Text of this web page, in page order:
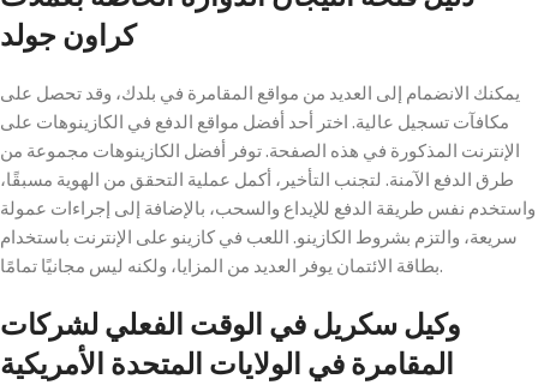
كراون جولد
يمكنك الانضمام إلى العديد من مواقع المقامرة في بلدك، وقد تحصل على
مكافآت تسجيل عالية. اختر أحد أفضل مواقع الدفع في الكازينوهات على
الإنترنت المذكورة في هذه الصفحة. توفر أفضل الكازينوهات مجموعة من
طرق الدفع الآمنة. لتجنب التأخير، أكمل عملية التحقق من الهوية مسبقًا،
واستخدم نفس طريقة الدفع للإيداع والسحب، بالإضافة إلى إجراءات عمولة
سريعة، والتزم بشروط الكازينو. اللعب في كازينو على الإنترنت باستخدام
بطاقة الائتمان يوفر العديد من المزايا، ولكنه ليس مجانيًا تمامًا.
وكيل سكريل في الوقت الفعلي لشركات
المقامرة في الولايات المتحدة الأمريكية